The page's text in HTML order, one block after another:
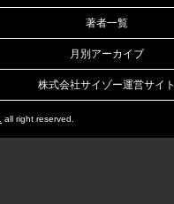
著者一覧
月別アーカイブ
株式会社サイゾー運営サイト
all right reserved.